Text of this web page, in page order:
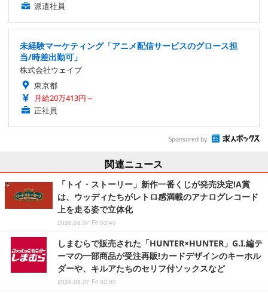
派遣社員
未経験マーケティング「アニメ配信サービスのグロース担
当/時差出勤可」
株式会社ウェイブ
東京都
月給20万413円～
正社員
Sponsored by
関連ニュース
「トイ・ストーリー」新作一番くじが発売決定!A賞
は、ウッディたちがレトロ感満載のアナログレコード
上を走る姿で立体化
2026.08.07 Fri 03:40
しまむらで販売された「HUNTER×HUNTER」G.I.編テ
ーマの一部商品が受注再販!カードデザインのキーホル
ダーや、キルアたちのセリフ付ソックスなど
2026.08.07 Fri 02:00